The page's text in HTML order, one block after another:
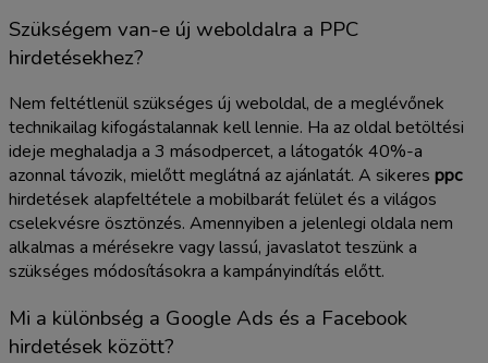
Szükségem van-e új weboldalra a PPC
hirdetésekhez?
Nem feltétlenül szükséges új weboldal, de a meglévőnek
technikailag kifogástalannak kell lennie. Ha az oldal betöltési
ideje meghaladja a 3 másodpercet, a látogatók 40%-a
azonnal távozik, mielőtt meglátná az ajánlatát. A sikeres ppc
hirdetések alapfeltétele a mobilbarát felület és a világos
cselekvésre ösztönzés. Amennyiben a jelenlegi oldala nem
alkalmas a mérésekre vagy lassú, javaslatot teszünk a
szükséges módosításokra a kampányindítás előtt.
Mi a különbség a Google Ads és a Facebook
hirdetések között?